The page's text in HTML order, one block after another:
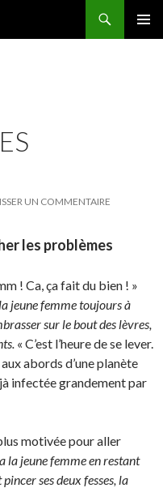
UN COMMENTAIRE
les problèmes
! Ca, ça fait du bien ! »
jeune femme toujours à
sur le bout des lèvres,
« C’est l’heure de se lever.
abords d’une planète
infectée grandement par
motivée pour aller
la jeune femme en restant
ses deux fesses, la